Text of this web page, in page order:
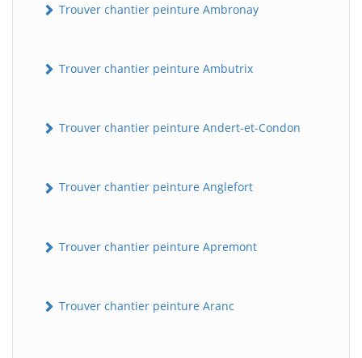
Trouver chantier peinture Ambronay
Trouver chantier peinture Ambutrix
Trouver chantier peinture Andert-et-Condon
Trouver chantier peinture Anglefort
Trouver chantier peinture Apremont
Trouver chantier peinture Aranc